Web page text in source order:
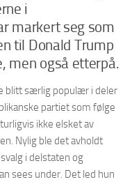
i
markert seg som
til Donald Trump
men også etterpå.
blitt særlig populær i deler
partiet som følge
ikke elsket av
Nylig ble det avholdt
i delstaten og
sees under. Det led hun